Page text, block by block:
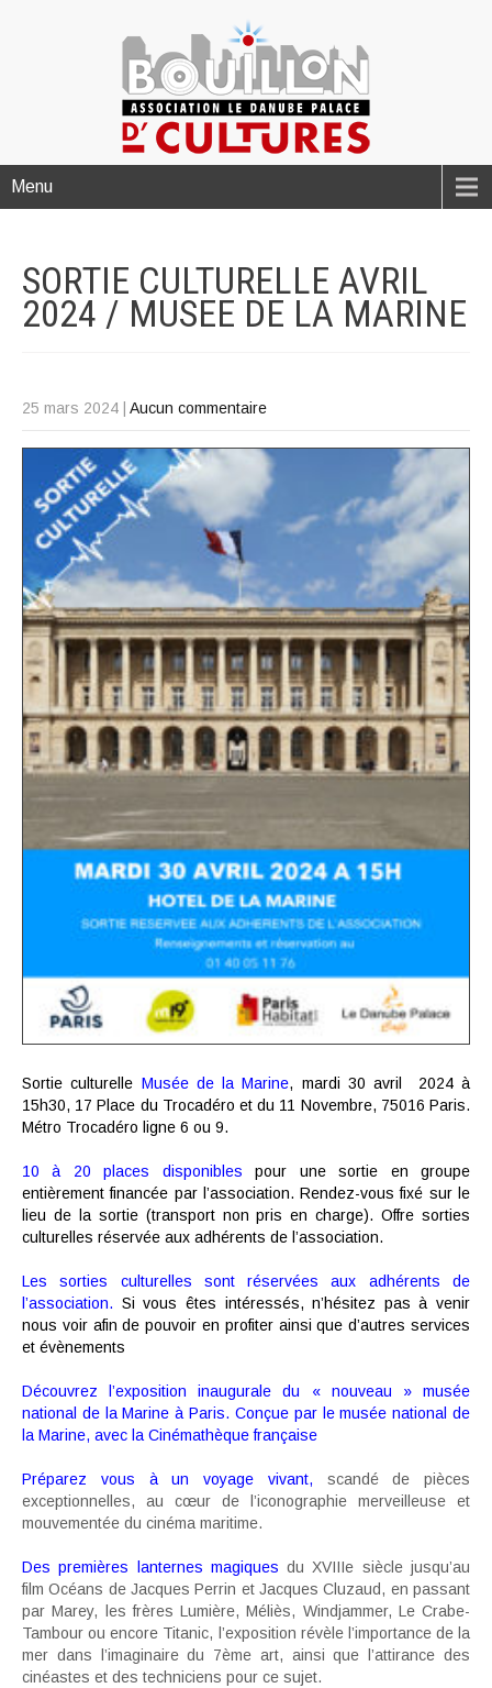
Menu
SORTIE CULTURELLE AVRIL
2024 / MUSEE DE LA MARINE
25 mars 2024 Aucun commentaire
Sortie culturelle Musée de la Marine, mardi 30 avril 2024 à
15h30, 17 Place du Trocadéro et du 11 Novembre, 75016 Paris.
Métro Trocadéro ligne 6 ou 9.
10 à 20places disponibles pour une sortie en groupe
entièrement financée par l’association. Rendez-vous fixé sur le
lieu de la sortie (transport non pris en charge). Offre sorties
culturelles réservée aux adhérents de l’association.
Les sorties culturelles sont réservées aux adhérents
de
l’association. Si vous êtes intéressés, n’hésitez pas à venir
nous voir afin de pouvoir en profiter ainsi que d’autres services
et évènements
Découvrez l’exposition inaugurale du « nouveau » musée
national de la Marine à Paris. Conçue par le musée national de
la Marine, avec la Cinémathèque française
Préparez vous à un voyage vivant, scandé de pièces
exceptionnelles, au cœur de l’iconographie merveilleuse et
mouvementée du cinéma maritime.
Des premières lanternes magiques du XVIIIe siècle jusqu’au
film Océans de Jacques Perrin et Jacques Cluzaud, en passant
par Marey, les frères Lumière, Méliès, Windjammer, Le Crabe-
Tambour ou encore Titanic, l’exposition révèle l’importance de la
mer dans l’imaginaire du 7ème art, ainsi que l’attirance des
cinéastes et des techniciens pour ce sujet.